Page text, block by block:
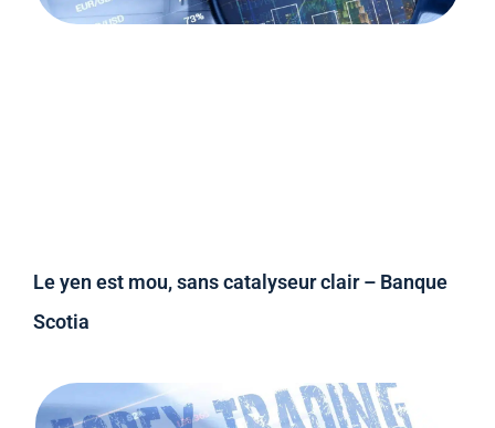
Le yen est mou, sans catalyseur clair – Banque
Scotia